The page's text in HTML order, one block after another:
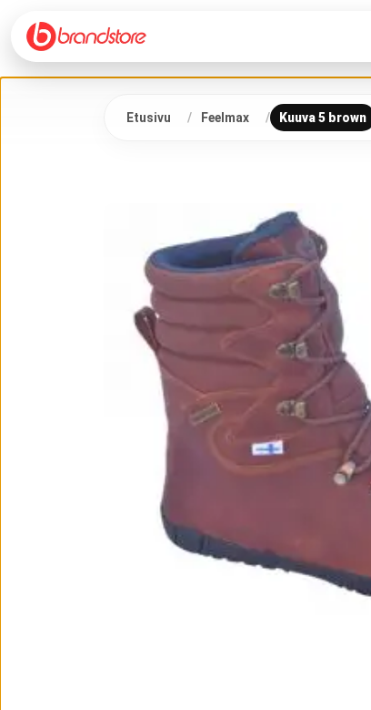
Etusivu Feelmax Kuuva 5 brown